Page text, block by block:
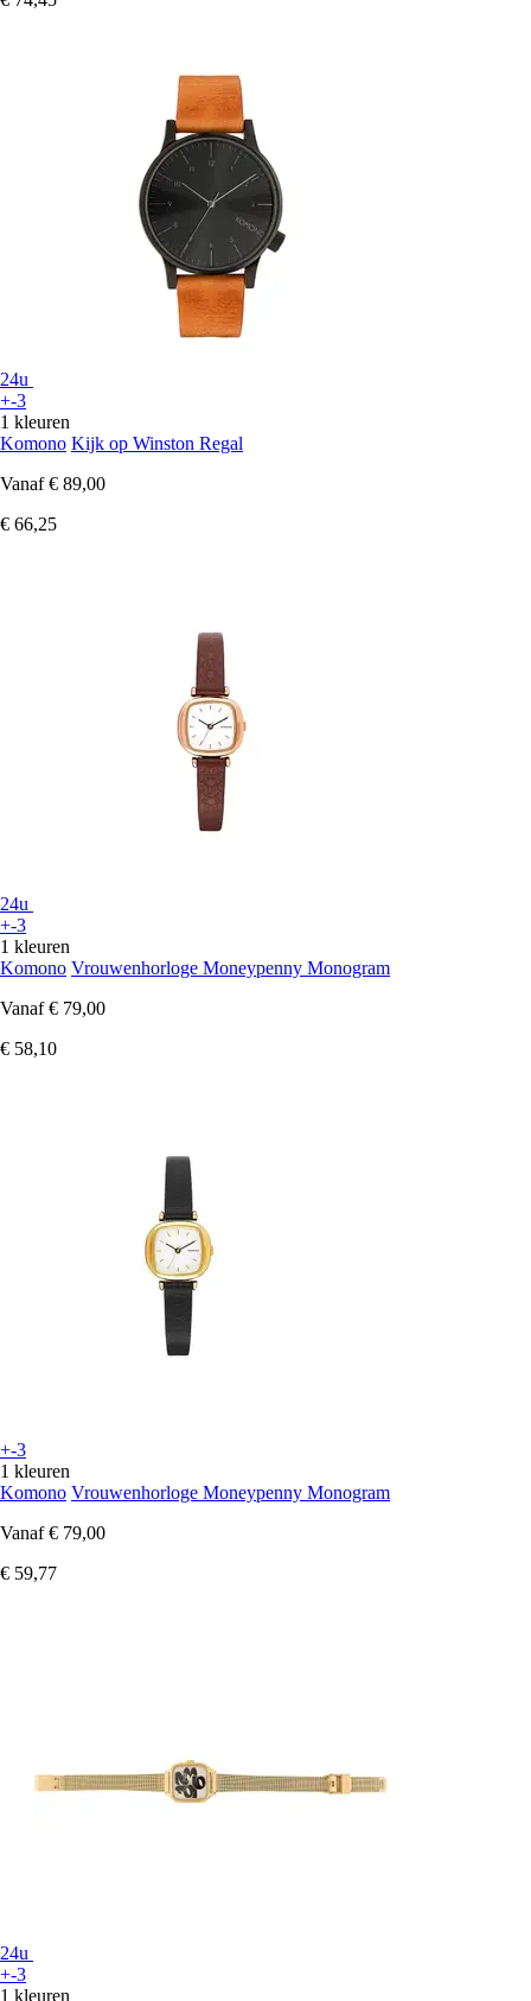
24u
+-3
1 kleuren
Komono Kijk op Winston Regal
Vanaf € 89,00
€ 66,25
24u
+-3
1 kleuren
Komono Vrouwenhorloge Moneypenny Monogram
Vanaf € 79,00
€ 58,10
+-3
1 kleuren
Komono Vrouwenhorloge Moneypenny Monogram
Vanaf € 79,00
€ 59,77
24u
+-3
1 kleuren